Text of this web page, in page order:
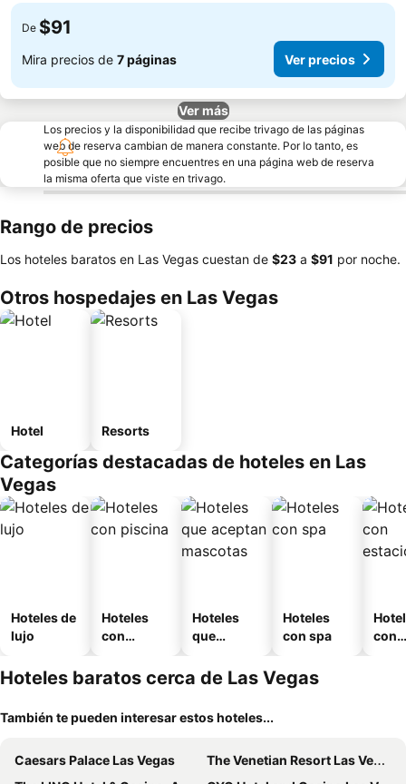
De $91
Mira precios de 7 páginas Ver precios
Ver más
Los precios y la disponibilidad que recibe trivago de las páginas
web de reserva cambian de manera constante. Por lo tanto, es
posible que no siempre encuentres en una página web de reserva
la misma oferta que viste en trivago.
Rango de precios
Los hoteles baratos en Las Vegas cuestan de ‎$23 a ‎$91 por noche.
Otros hospedajes en Las Vegas
Hotel Resorts
Categorías destacadas de hoteles en Las
Vegas
Hoteles de
lujo
Hoteles
con
Hoteles
que
mascotas
Hoteles
con spa
con
Hoteles baratos cerca de Las Vegas
También te pueden interesar estos hoteles...
Caesars Palace Las Vegas
The Venetian Resort Las Vegas